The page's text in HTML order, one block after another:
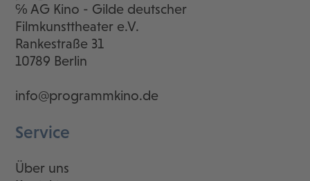
℅ AG Kino - Gilde deutscher
Filmkunsttheater e.V.
Rankestraße 31
10789 Berlin
info@programmkino.de
Service
Über uns